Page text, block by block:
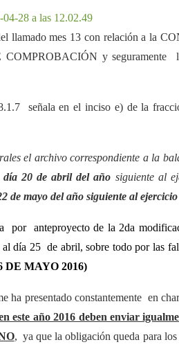
llamado mes 13 con relación a la
y seguramente
señala en el inciso e) de la
el archivo correspondiente a la
día 20 de abril del año siguiente al
de mayo del año siguiente al
por anteproyecto de la 2da
al día 25 de abril, sobre todo por las
DE MAYO 2016)
ha presentado constantemente en
este año 2016 deben enviar
, ya que la obligación queda para